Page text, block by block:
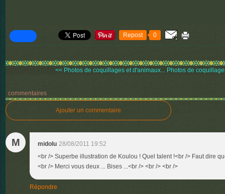
Repost 0
<< Photos de coquillages et d'animaux... Photos de
commentaires
Ajouter un commentaire
M midolu 28/08/2011 19:52
<br /> Superbe illustration de Koulou ! Quel talent !<br /> Faut dire
<br /> Merci vous deux ... Bises ...<br /> <br /> <br />
Répondre